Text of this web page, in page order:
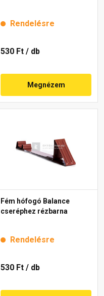
Rendelésre
530 Ft / db
Megnézem
Fém hófogó Balance
cseréphez rézbarna
Rendelésre
530 Ft / db